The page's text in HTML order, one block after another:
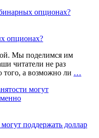
опционах?
Мы поделимся им
читатели не раз
того, а возможно ли …
поддержать доллар